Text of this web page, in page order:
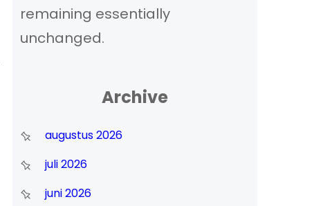
remaining essentially
unchanged.
Archive
augustus 2026
juli 2026
juni 2026